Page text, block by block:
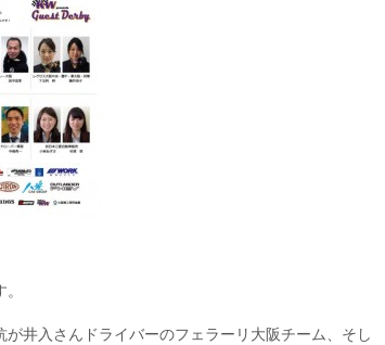
す。
井入さんドライバーのフェラーリ大阪チーム、そし